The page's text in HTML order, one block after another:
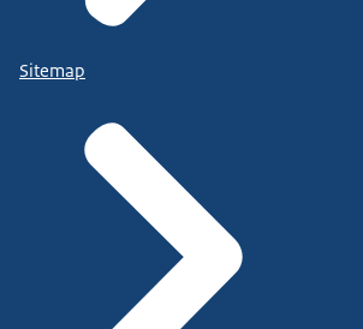
Sitemap